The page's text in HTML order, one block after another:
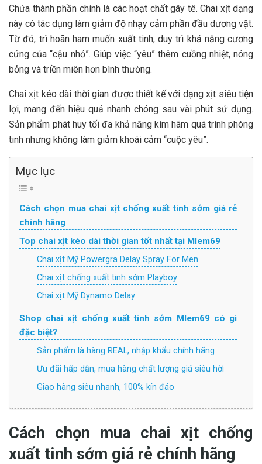
Chứa thành phần chính là các hoạt chất gây tê. Chai xịt dạng
này có tác dụng làm giảm độ nhạy cảm phần đầu dương vật.
Từ đó, trì hoãn ham muốn xuất tinh, duy trì khả năng cương
cứng của “cậu nhỏ”. Giúp việc “yêu” thêm cuồng nhiệt, nóng
bỏng và triền miên hơn bình thường.
Chai xịt kéo dài thời gian được thiết kế với dạng xịt siêu tiện
lợi, mang đến hiệu quả nhanh chóng sau vài phút sử dụng.
Sản phẩm phát huy tối đa khả năng kìm hãm quá trình phóng
tinh nhưng không làm giảm khoái cảm “cuộc yêu”.
Mục lục
Cách chọn mua chai xịt chống xuất tinh sớm giá rẻ
chính hãng
Top chai xịt kéo dài thời gian tốt nhất tại Mlem69
Chai xịt Mỹ Powergra Delay Spray For Men
Chai xịt chống xuất tinh sớm Playboy
Chai xịt Mỹ Dynamo Delay
Shop chai xịt chống xuất tinh sớm Mlem69 có gì
đặc biệt?
Sản phẩm là hàng REAL, nhập khẩu chính hãng
Ưu đãi hấp dẫn, mua hàng chất lượng giá siêu hời
Giao hàng siêu nhanh, 100% kín đáo
Cách chọn mua chai xịt chống
xuất tinh sớm giá rẻ chính hãng